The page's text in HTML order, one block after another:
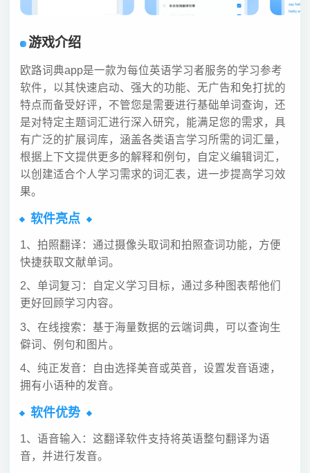
游戏介绍
欧路词典app是一款为每位英语学习者服务的学习参考
软件，以其快速启动、强大的功能、无广告和免打扰的
特点而备受好评，不管您是需要进行基础单词查询，还
是对特定主题词汇进行深入研究，能满足您的需求，具
有广泛的扩展词库，涵盖各类语言学习所需的词汇量，
根据上下文提供更多的解释和例句，自定义编辑词汇，
以创建适合个人学习需求的词汇表，进一步提高学习效
果。
软件亮点
1、拍照翻译：通过摄像头取词和拍照查词功能，方便
快捷获取文献单词。
2、单词复习：自定义学习目标，通过多种图表帮他们
更好回顾学习内容。
3、在线搜索：基于海量数据的云端词典，可以查询生
僻词、例句和图片。
4、纯正发音：自由选择美音或英音，设置发音语速，
拥有小语种的发音。
软件优势
1、语音输入：这翻译软件支持将英语整句翻译为语
音，并进行发音。